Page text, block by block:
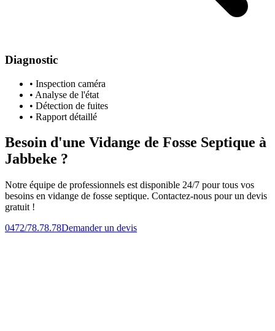
Diagnostic
• Inspection caméra
• Analyse de l'état
• Détection de fuites
• Rapport détaillé
Besoin d'une Vidange de Fosse Septique à
Jabbeke ?
Notre équipe de professionnels est disponible 24/7 pour tous vos
besoins en vidange de fosse septique. Contactez-nous pour un devis
gratuit !
0472/78.78.78Demander un devis